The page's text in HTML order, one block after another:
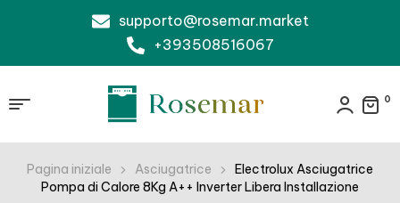
supporto@rosemar.market
+393508516067
0
Pagina iniziale Asciugatrice
Electrolux Asciugatrice
Pompa di Calore 8Kg A++ Inverter Libera Installazione